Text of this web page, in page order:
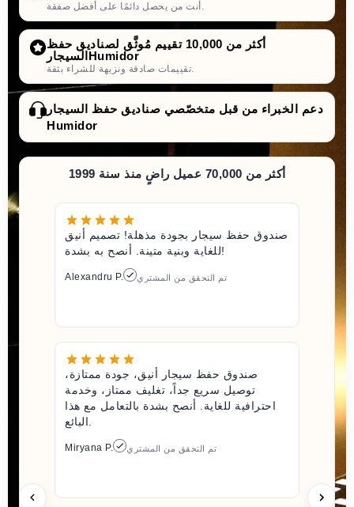
أنت من يحصل دائمًا على أفضل صفقة.
أكثر من 10,000 تقييم مُوثَّق لصناديق حفظ
السيجارHumidor
تقييمات صادقة ونزيهة للشراء بثقة.
دعم الخبراء من قبل متخصّصي صناديق حفظ السيجار
Humidor
أكثر من 70,000 عميل راضٍ منذ سنة 1999
صندوق حفظ سيجار بجودة مذهلة! تصميم أنيق
للغاية وبنية متينة. أنصح به بشدة!
Alexandru P. تم التحقق من المشتري
صندوق حفظ سيجار أنيق، جودة ممتازة،
توصيل سريع جداً، تغليف ممتاز، وخدمة
احترافية للغاية. أنصح بشدة بالتعامل مع هذا
Miryana P. تم التحقق من المشتري